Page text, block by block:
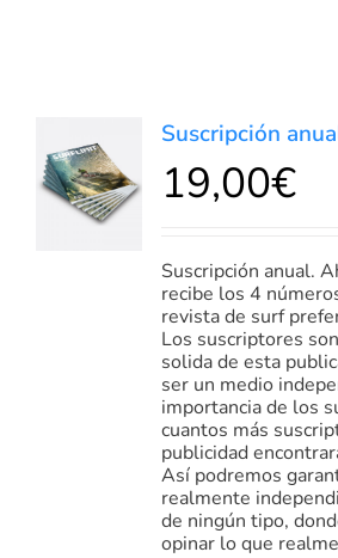
Valorado
en5.00de 5
DETALLES
Suscripción
19,00€
Suscripción anual.
recibe los 4
revista de surf
Los suscriptores
solida de esta
ser un medio
importancia de los
cuantos más
publicidad
Así podremos
realmente
de ningún tipo,
opinar lo que